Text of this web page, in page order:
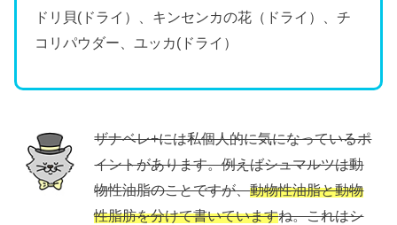
ドリ貝(ドライ）、キンセンカの花（ドライ）、チ
コリパウダー、ユッカ(ドライ）
ザナベレ+には私個人的に気になっているポ
イントがあります。例えばシュマルツは動
物性油脂のことですが、動物性油脂と動物
性脂肪を分けて書いていますね。これはシ